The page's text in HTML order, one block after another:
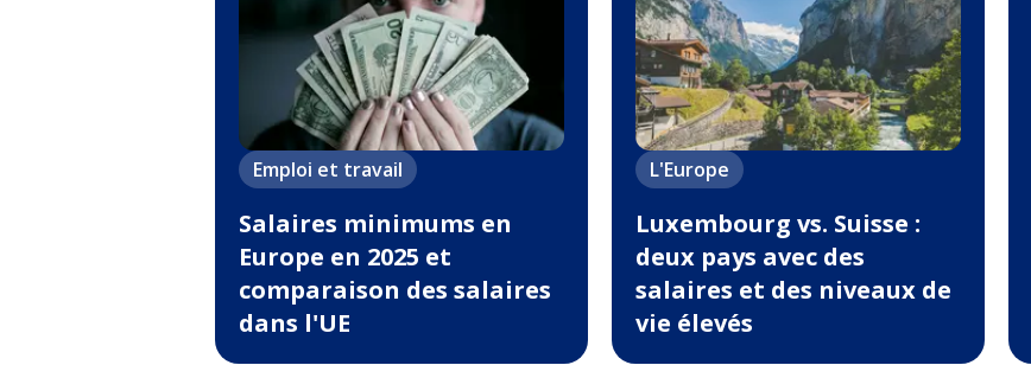
Emploi et travail
Salaires minimums en
Europe en 2025 et
comparaison des salaires
dans l'UE
L'Europe
Luxembourg vs. Suisse :
deux pays avec des
salaires et des niveaux de
vie élevés